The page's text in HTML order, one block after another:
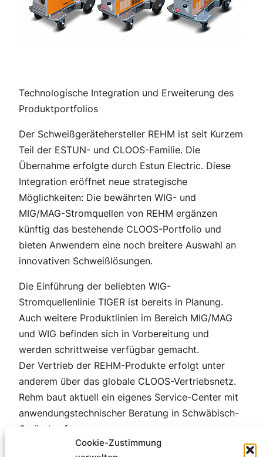
Cookie-Zustimmung
Technologische Integration und Erweiterung des
Produktportfolios
Der Schweißgerätehersteller REHM ist seit Kurzem
Teil der ESTUN- und CLOOS-Familie. Die
Übernahme erfolgte durch Estun Electric. Diese
Integration eröffnet neue strategische
Möglichkeiten: Die bewährten WIG- und
MIG/MAG-Stromquellen von REHM ergänzen
künftig das bestehende CLOOS-Portfolio und
bieten Anwendern eine noch breitere Auswahl an
innovativen Schweißlösungen.
Die Einführung der beliebten WIG-
Stromquellenlinie TIGER ist bereits in Planung.
Auch weitere Produktlinien im Bereich MIG/MAG
und WIG befinden sich in Vorbereitung und
werden schrittweise verfügbar gemacht.
Der Vertrieb der REHM-Produkte erfolgt unter
anderem über das globale CLOOS-Vertriebsnetz.
Rehm baut aktuell ein eigenes Service-Center mit
anwendungstechnischer Beratung in Schwäbisch-
Gmünd auf.
Mit dieser Übernahme und Integration setzen